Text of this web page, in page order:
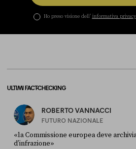
Ho preso visione dell’ informativa privacy
ULTIMI FACT-CHECKING
ROBERTO VANNACCI
FUTURO NAZIONALE
«la Commissione europea deve
d’infrazione»